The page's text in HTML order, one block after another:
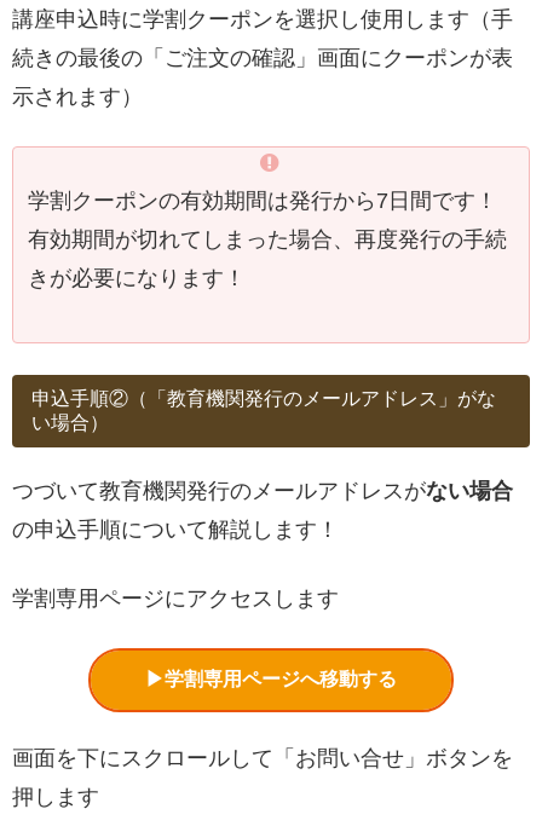
講座申込時に学割クーポンを選択し使用します（手
続きの最後の「ご注文の確認」画面にクーポンが表
示されます）
学割クーポンの有効期間は発行から7日間です！
有効期間が切れてしまった場合、再度発行の手続
きが必要になります！
申込手順②（「教育機関発行のメールアドレス」がな
い場合）
つづいて教育機関発行のメールアドレスがない場合
の申込手順について解説します！
学割専用ページにアクセスします
▶学割専用ページへ移動する
画面を下にスクロールして「お問い合せ」ボタンを
押します